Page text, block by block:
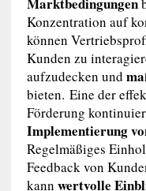
Konzentration auf
können
Kunden zu
aufzudecken und
bieten. Eine der
Förderung
Implementierung
Regelmäßiges
Feedback von
kann wertvolle